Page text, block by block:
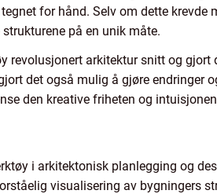
for hånd. Selv om dette
på en unik måte.
revolusjonert arkitektur snitt og
det også mulig å gjøre endringer
den kreative friheten og
i arkitektonisk planlegging og
visualisering av bygningers